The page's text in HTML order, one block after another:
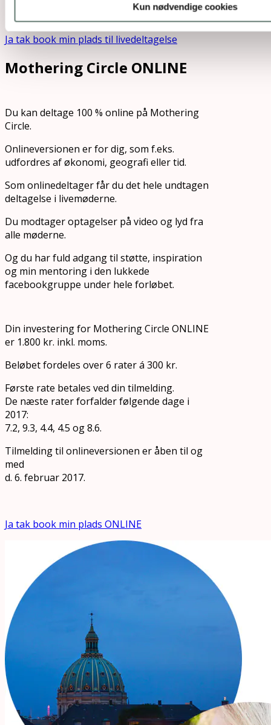
Kun nødvendige cookies
Ja tak book min plads til livedeltagelse
Mothering Circle ONLINE
Du kan deltage 100 % online på Mothering
Circle.
Onlineversionen er for dig, som f.eks.
udfordres af økonomi, geografi eller tid.
Som onlinedeltager får du det hele undtagen
deltagelse i livemøderne.
Du modtager optagelser på video og lyd fra
alle møderne.
Og du har fuld adgang til støtte, inspiration
og min mentoring i den lukkede
facebookgruppe under hele forløbet.
Din investering for Mothering Circle ONLINE
er 1.800 kr. inkl. moms.
Beløbet fordeles over 6 rater á 300 kr.
Første rate betales ved din tilmelding.
De næste rater forfalder følgende dage i
2017:
7.2, 9.3, 4.4, 4.5 og 8.6.
Tilmelding til onlineversionen er åben til og
med
d. 6. februar 2017.
Ja tak book min plads ONLINE